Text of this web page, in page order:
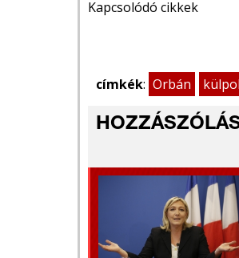
Kapcsolódó cikkek
címkék: Orbán